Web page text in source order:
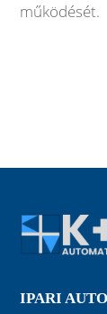
működését.
IPARI